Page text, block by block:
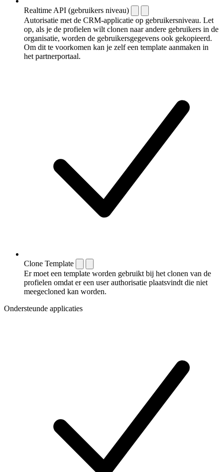
Realtime API (gebruikers niveau)
Autorisatie met de CRM-applicatie op gebruikersniveau. Let
op, als je de profielen wilt clonen naar andere gebruikers in de
organisatie, worden de gebruikersgegevens ook gekopieerd.
Om dit te voorkomen kan je zelf een template aanmaken in
het partnerportaal.
Clone Template
Er moet een template worden gebruikt bij het clonen van de
profielen omdat er een user authorisatie plaatsvindt die niet
meegecloned kan worden.
Ondersteunde applicaties